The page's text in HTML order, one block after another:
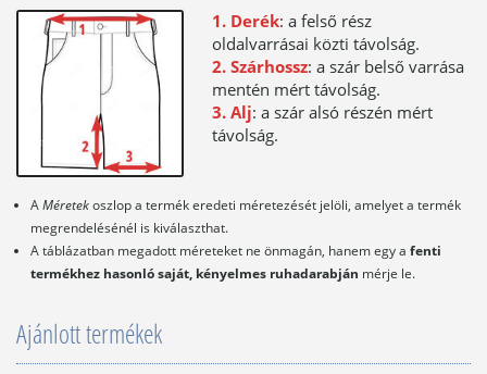
1. Derék: a felső rész
oldalvarrásai közti távolság.
2. Szárhossz: a szár belső varrása
mentén mért távolság.
3. Alj: a szár alsó részén mért
távolság.
AMéretekoszlop a termék eredeti méretezését jelöli, amelyet a termék
megrendelésénél is kiválaszthat.
A táblázatban megadott méreteket ne önmagán, hanem egy afenti
termékhez hasonló saját, kényelmes ruhadarabján mérje le.
Ajánlott termékek